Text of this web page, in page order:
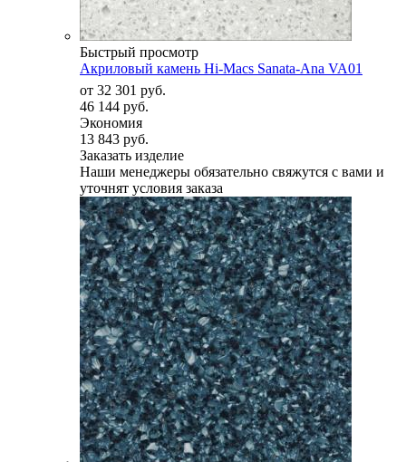
Быстрый просмотр
Акриловый камень Hi-Macs Sanata-Ana VA01
от 32 301 руб.
46 144 руб.
Экономия
13 843 руб.
Заказать изделие
Наши менеджеры обязательно свяжутся с вами и
уточнят условия заказа